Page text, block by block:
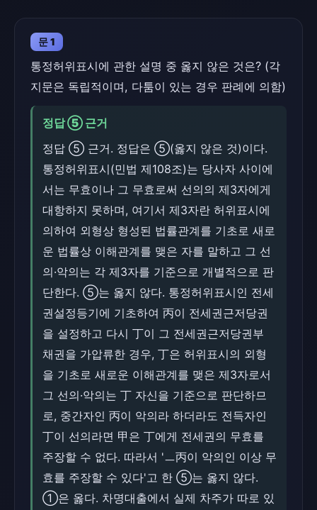
문 1
통정허위표시에 관한 설명 중 옳지 않은 것은? (각
지문은 독립적이며, 다툼이 있는 경우 판례에 의함)
정답 ⑤ 근거
정답 ⑤ 근거. 정답은 ⑤(옳지 않은 것)이다.
통정허위표시(민법 제108조)는 당사자 사이에
서는 무효이나 그 무효로써 선의의 제3자에게
대항하지 못하며, 여기서 제3자란 허위표시에
의하여 외형상 형성된 법률관계를 기초로 새로
운 법률상 이해관계를 맺은 자를 말하고 그 선
의·악의는 각 제3자를 기준으로 개별적으로 판
단한다. ⑤는 옳지 않다. 통정허위표시인 전세
권설정등기에 기초하여 丙이 전세권근저당권
을 설정하고 다시 丁이 그 전세권근저당권부
채권을 가압류한 경우, 丁은 허위표시의 외형
을 기초로 새로운 이해관계를 맺은 제3자로서
그 선의·악의는 丁 자신을 기준으로 판단하므
로, 중간자인 丙이 악의라 하더라도 전득자인
丁이 선의라면 甲은 丁에게 전세권의 무효를
주장할 수 없다. 따라서 'ㅡ丙이 악의인 이상 무
효를 주장할 수 있다'고 한 ⑤는 옳지 않다.
①은 옳다. 차명대출에서 실제 차주가 따로 있